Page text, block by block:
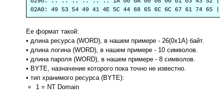
02A0: 49 53 54 49 41 4E 5C 44 68 65 6C 6C 67 61 74 65
Ее формат такой:
• длина ресурса (WORD), в нашем примере - 26(0x1A) байт.
• длина логина (WORD), в нашем примере - 10 символов.
• длина пароля (WORD), в нашем примере - 8 символов.
• BYTE, назначение которого пока точно не известно.
• тип хранимого ресурса (BYTE):
1 = NT Domain